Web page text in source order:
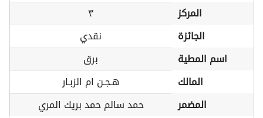
المركز
٣
الجائزة
نقدي
اسم المطية
برق
المالك
هـجـن ام الزبـار
المضمر
حمد سالم حمد بريك المري